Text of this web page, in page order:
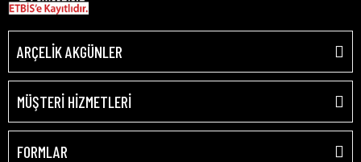
ARÇELİK AKGÜNLER
MÜŞTERİ HİZMETLERİ
FORMLAR